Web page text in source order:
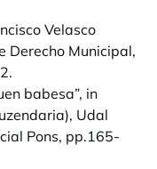
Velasco
Derecho Municipal,
babesa”, in
Udal
Pons, pp.165-